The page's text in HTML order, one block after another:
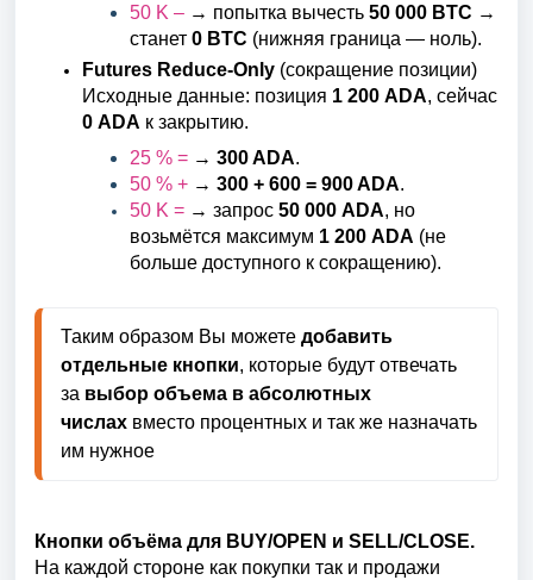
50 K – → попытка вычесть 50 000 BTC →
станет 0 BTC (нижняя граница — ноль).
Futures Reduce-Only (сокращение позиции)
Исходные данные: позиция 1 200 ADA, сейчас
0 ADA к закрытию.
25 % = → 300 ADA.
50 % + → 300 + 600 = 900 ADA.
50 K = → запрос 50 000 ADA, но
возьмётся максимум 1 200 ADA (не
больше доступного к сокращению).
Таким образом Вы можете добавить
отдельные кнопки, которые будут отвечать
за выбор объема в абсолютных
числах вместо процентных и так же назначать
им нужное
Кнопки объёма для BUY/OPEN и SELL/CLOSE.
На каждой стороне как покупки так и продажи